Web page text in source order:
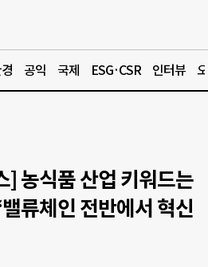
공익 국제 ESG·CSR 인터뷰
] 농식품 산업 키워드는
류체인 전반에서 혁신